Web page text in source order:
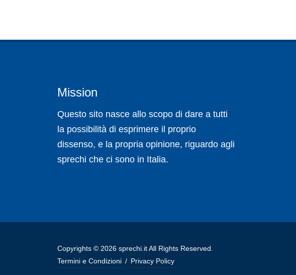
Mission
Questo sito nasce allo scopo di dare a tutti
la possibilità di esprimere il proprio
dissenso, e la propria opinione, riguardo agli
sprechi che ci sono in Italia.
Copyrights © 2026 sprechi.it All Rights Reserved.
Termini e Condizioni / Privacy Policy